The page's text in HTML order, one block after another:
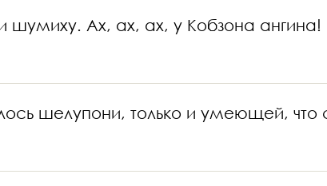
шумиху. Ах, ах, ах, у Кобзона
шелупони, только и умеющей, что